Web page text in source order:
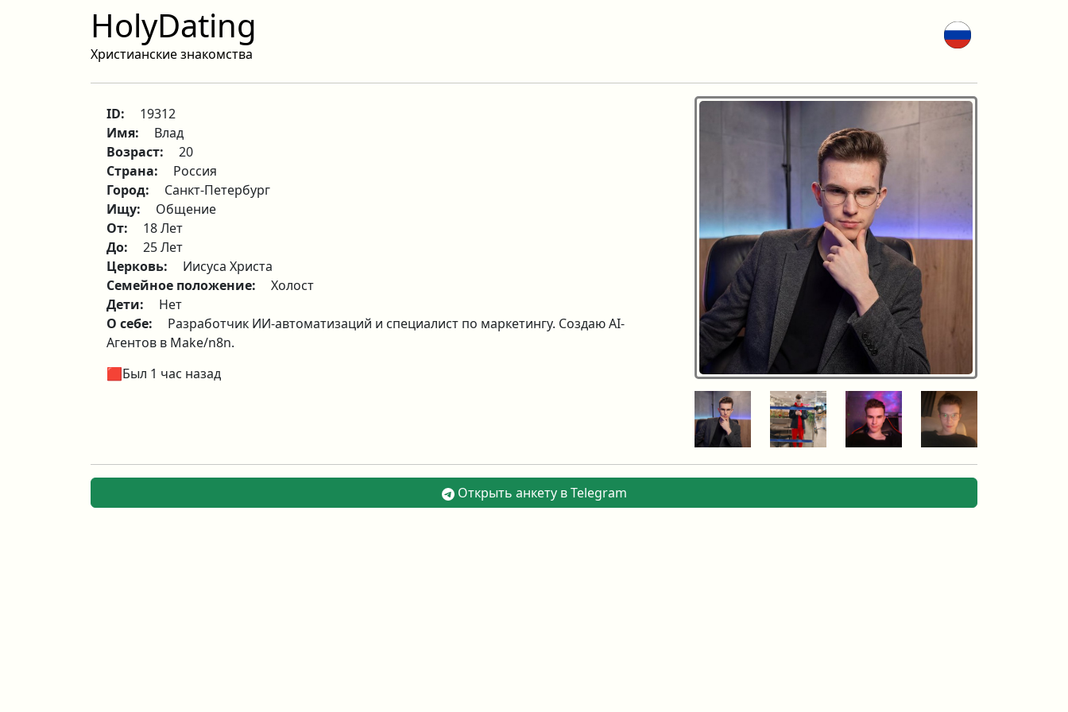
HolyDating
Христианские знакомства
ID:
19312
Имя:
Влад
Возраст:
20
Страна:
Россия
Город:
Санкт-Петербург
Ищу:
Общение
От:
18 Лет
До:
25 Лет
Церковь:
Иисуса Христа
Семейное положение:
Холост
Дети:
Нет
О себе:
Разработчик ИИ-автоматизаций и специалист по маркетингу. Создаю AI-
Агентов в Make/n8n.
🟥Был 1 час назад
Открыть анкету в Telegram